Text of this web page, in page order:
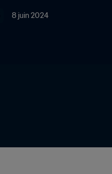
8 juin 2024